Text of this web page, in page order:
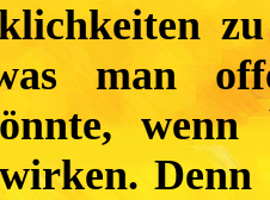
man
wenn